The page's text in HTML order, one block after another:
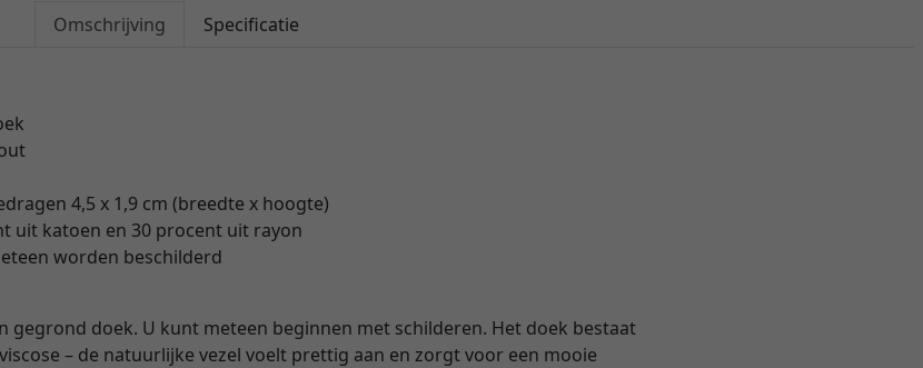
Omschrijving Specificatie
4,5 x 1,9 cm (breedte x hoogte)
uit katoen en 30 procent uit rayon
worden beschilderd
gegrond doek. U kunt meteen beginnen met schilderen. Het doek bestaat
– de natuurlijke vezel voelt prettig aan en zorgt voor een mooie